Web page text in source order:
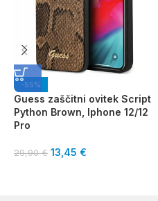
-55%
Guess zaščitni ovitek Script
Python Brown, Iphone 12/12
Pro
29,90€ 13,45 €